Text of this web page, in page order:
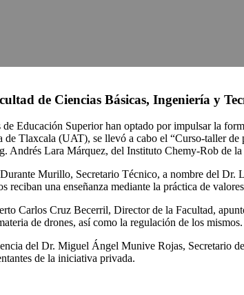
de Ciencias Básicas, Ingeniería y
Educación Superior han optado por impulsar la
Tlaxcala (UAT), se llevó a cabo el “Curso-taller
Andrés Lara Márquez, del Instituto Chemy-Rob de
Murillo, Secretario Técnico, a nombre del Dr.
reciban una enseñanza mediante la práctica de
Carlos Cruz Becerril, Director de la Facultad,
de drones, así como la regulación de los mismos.
del Dr. Miguel Ángel Munive Rojas, Secretario
de la iniciativa privada.